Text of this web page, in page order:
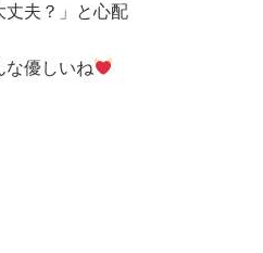
丈夫？」と心配
な優しいね